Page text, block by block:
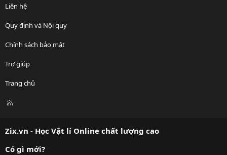
Liên hệ
Quy định và Nội quy
Chính sách bảo mật
Trợ giúp
Trang chủ
R
Zix.vn - Học Vật lí Online chất lượng cao
Có gì mới?